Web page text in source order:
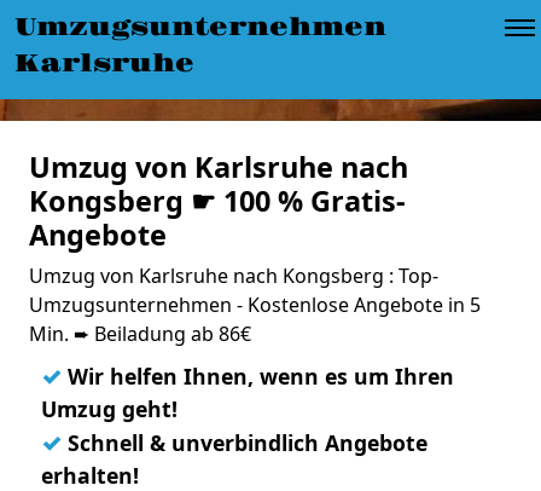
Umzugsunternehmen
Karlsruhe
Umzug von Karlsruhe nach
Kongsberg ☛ 100 % Gratis-
Angebote
Umzug von Karlsruhe nach Kongsberg : Top-
Umzugsunternehmen - Kostenlose Angebote in 5
Min. ➨ Beiladung ab 86€
✓ Wir helfen Ihnen, wenn es um Ihren
Umzug geht!
✓ Schnell & unverbindlich Angebote
erhalten!